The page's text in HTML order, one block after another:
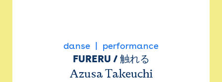
danse performance
FURERU / 触れる
Azusa Takeuchi